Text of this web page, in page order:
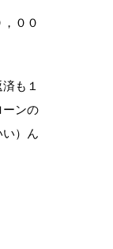
００
も１
ーンの
）ん